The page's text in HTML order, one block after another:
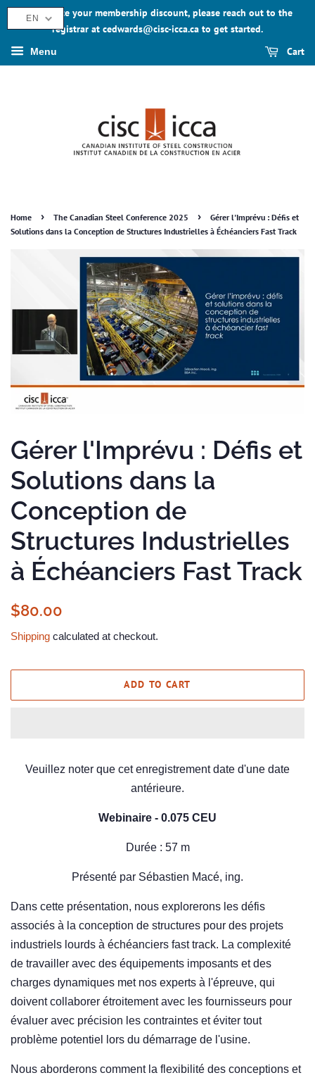
To activate your membership discount, please reach out to the
registrar at cedwards@cisc-icca.ca to get started.
Menu Cart
Home › The Canadian Steel Conference 2025 ›
Gérer l'Imprévu : Défis et
Solutions dans la Conception de Structures Industrielles à Échéanciers Fast Track
Gérer l'Imprévu : Défis et
Solutions dans la
Conception de
Structures Industrielles
à Échéanciers Fast Track
Regular
$80.00
Shipping calculated at checkout.
ADD TO CART
Veuillez noter que cet enregistrement date d'une date
antérieure.
Webinaire - 0.075 CEU
Durée : 57 m
Présenté par Sébastien Macé, ing.
Dans cette présentation, nous explorerons les défis
associés à la conception de structures pour des projets
industriels lourds à échéanciers fast track. La complexité
de travailler avec des équipements imposants et des
charges dynamiques met nos experts à l'épreuve, qui
doivent collaborer étroitement avec les fournisseurs pour
évaluer avec précision les contraintes et éviter tout
problème potentiel lors du démarrage de l'usine.
Nous aborderons comment la flexibilité des conceptions et
EN